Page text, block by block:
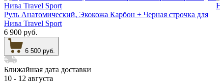
Руль Анатомический, Экокожа Карбон + Черная строчка для
Нива Travel Sport
6 900 руб.
6 500 руб.
Ближайшая дата доставки
10 - 12 августа